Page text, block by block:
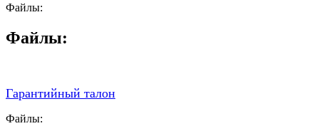
Файлы:
Файлы:
Гарантийный талон
Файлы: